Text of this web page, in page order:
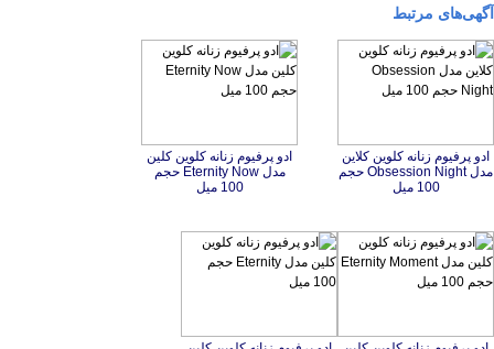
آگهی‌های مرتبط
ادو پرفیوم زنانه کلوین کلاین
مدل Obsession Night حجم
100 میل
ادو پرفیوم زنانه کلوین کلین
مدل Eternity Now حجم
100 میل